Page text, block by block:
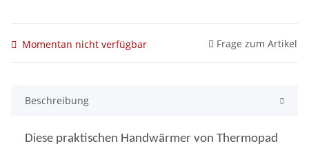
Momentan nicht verfügbar Frage zum Artikel
Beschreibung
Diese praktischen Handwärmer von Thermopad